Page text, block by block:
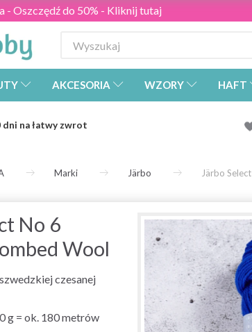
- Oszczędź do 50% - Kliknij tutaj
AKCESORIA WZORY HAFT
na łatwy zwrot
Marki Järbo Järbo
No 6
Wool
czesanej
g = ok. 180 metrów